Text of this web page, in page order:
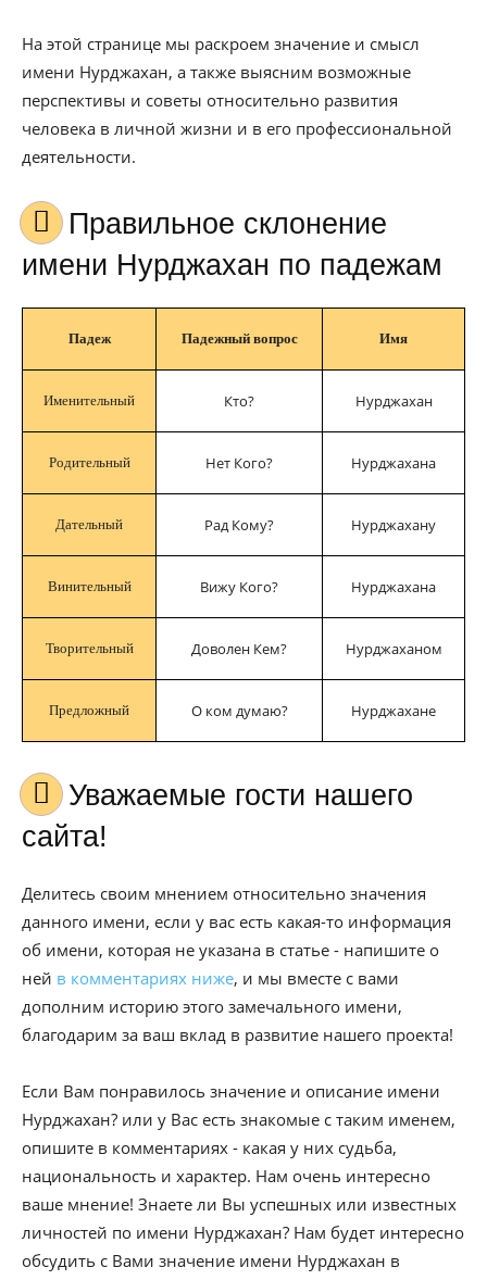
На этой странице мы раскроем значение и смысл
имени Нурджахан, а также выясним возможные
перспективы и советы относительно развития
человека в личной жизни и в его профессиональной
деятельности.
Правильное склонение
имени Нурджахан по падежам
Падеж Падежный вопрос Имя
Именительный Кто? Нурджахан
Родительный Нет Кого? Нурджахана
Дательный Рад Кому? Нурджахану
Винительный Вижу Кого? Нурджахана
Творительный Доволен Кем? Нурджаханом
Предложный О ком думаю? Нурджахане
Уважаемые гости нашего
сайта!
Делитесь своим мнением относительно значения
данного имени, если у вас есть какая-то информация
об имени, которая не указана в статье - напишите о
ней в комментариях ниже, и мы вместе с вами
дополним историю этого замечального имени,
благодарим за ваш вклад в развитие нашего проекта!
Если Вам понравилось значение и описание имени
Нурджахан? или у Вас есть знакомые с таким именем,
опишите в комментариях - какая у них судьба,
национальность и характер. Нам очень интересно
ваше мнение! Знаете ли Вы успешных или известных
личностей по имени Нурджахан? Нам будет интересно
обсудить с Вами значение имени Нурджахан в